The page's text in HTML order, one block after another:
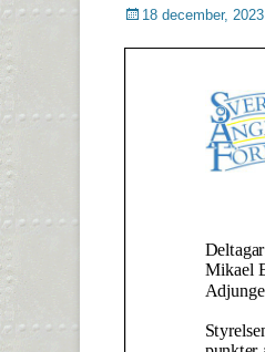
Postades
18 december, 2023